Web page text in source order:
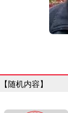
【随机内容】